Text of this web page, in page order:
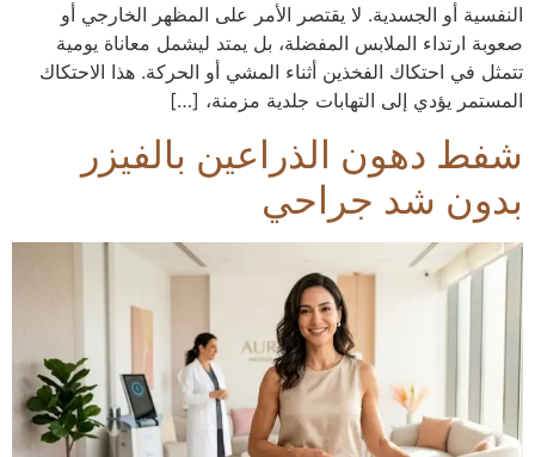
النفسية أو الجسدية. لا يقتصر الأمر على المظهر الخارجي أو
صعوبة ارتداء الملابس المفضلة، بل يمتد ليشمل معاناة يومية
تتمثل في احتكاك الفخذين أثناء المشي أو الحركة. هذا الاحتكاك
المستمر يؤدي إلى التهابات جلدية مزمنة، […]
شفط دهون الذراعين بالفيزر
بدون شد جراحي